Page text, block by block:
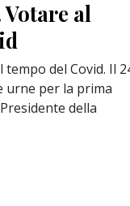
al
tempo del Covid. Il
urne per la prima
della